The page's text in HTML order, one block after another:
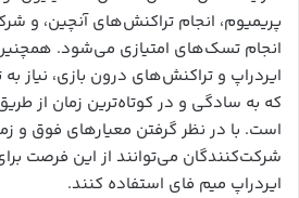
پریمیوم، انجام تراکنش‌های آنچین، و
انجام تسک‌های امتیازی می‌شود.
که به سادگی و در کوتاه‌ترین زمان از
است. با در نظر گرفتن معیارهای فوق و
شرکت‌کنندگان می‌توانند از این فرصت
ایردراپ میم فای استفاده کنند.